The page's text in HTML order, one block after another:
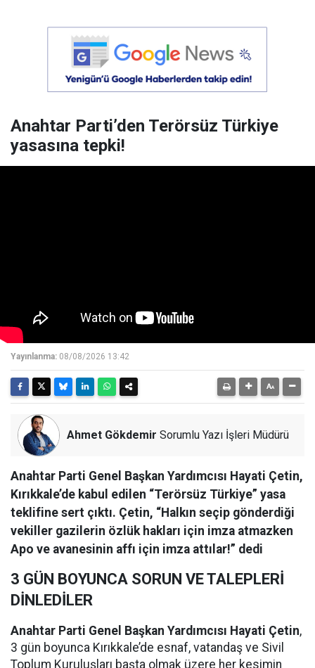
Anahtar Parti’den Terörsüz Türkiye
yasasına tepki!
Yayınlanma: 08/08/2026 13:42
Ahmet Gökdemir Sorumlu Yazı İşleri Müdürü
Anahtar Parti Genel Başkan Yardımcısı Hayati Çetin,
Kırıkkale’de kabul edilen “Terörsüz Türkiye” yasa
teklifine sert çıktı. Çetin, “Halkın seçip gönderdiği
vekiller gazilerin özlük hakları için imza atmazken
Apo ve avanesinin affı için imza attılar!” dedi
3 GÜN BOYUNCA SORUN VE TALEPLERİ
DİNLEDİLER
Anahtar Parti Genel Başkan Yardımcısı Hayati Çetin,
3 gün boyunca Kırıkkale’de esnaf, vatandaş ve Sivil
Toplum Kuruluşları başta olmak üzere her kesimin